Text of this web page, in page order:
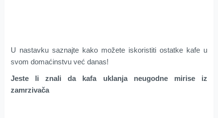
U nastavku saznajte kako možete iskoristiti ostatke kafe u
svom domaćinstvu već danas!
Jeste li znali da kafa uklanja neugodne mirise iz
zamrzivača